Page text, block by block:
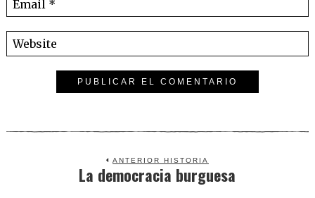
ANTERIOR HISTORIA
Previous
La democracia burguesa